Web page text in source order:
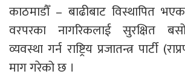
काठमाडौँ – बाढीबाट विस्थापित
वरपरका नागरिकलाई सुरक्षित
व्यवस्था गर्न राष्ट्रिय प्रजातन्त्र पार्टी
माग गरेको छ ।